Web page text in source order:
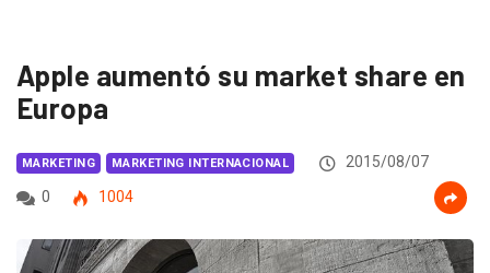
Apple aumentó su market share en
Europa
MARKETING MARKETING INTERNACIONAL
2015/08/07
0
1004